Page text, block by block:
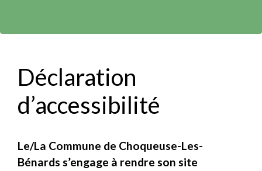
Déclaration
d’accessibilité
Le/La Commune de Choqueuse-Les-
Bénards s’engage à rendre son site